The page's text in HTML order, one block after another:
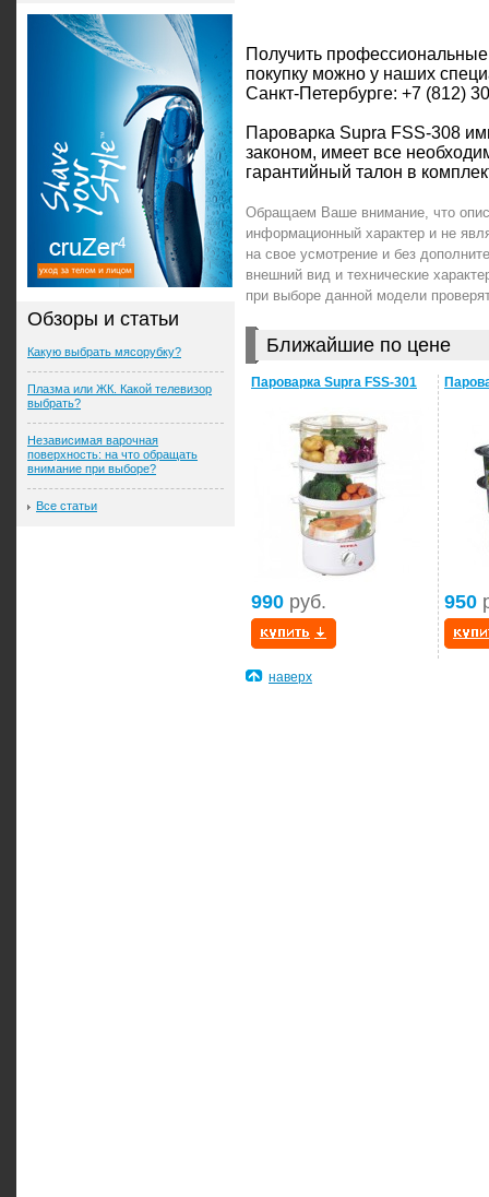
Получить
покупку можно у наших
Санкт-Петербурге: +7 (812)
Пароварка Supra FSS-308
законом, имеет все
гарантийный талон в
Обращаем Ваше внимание, что
информационный характер и не
на свое усмотрение и без
внешний вид и технические
при выборе данной модели
Ближайшие по цене
Пароварка Supra FSS-301
990 руб. 950
наверх
Обзоры и статьи
Какую выбрать мясорубку?
Плазма или ЖК. Какой телевизор
выбрать?
Независимая варочная
поверхность: на что обращать
внимание при выборе?
Все статьи